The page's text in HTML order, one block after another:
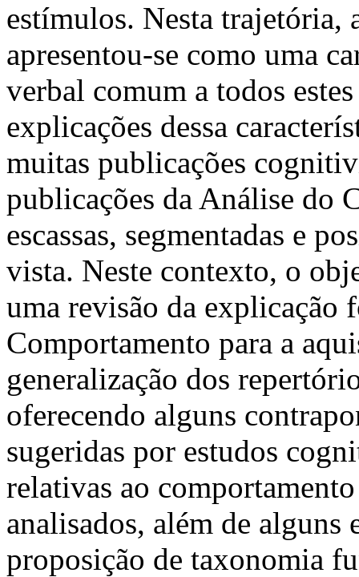
estímulos. Nesta trajetória,
apresentou-se como uma
verbal comum a todos
explicações dessa
muitas publicações
publicações da Análise do
escassas, segmentadas e
vista. Neste contexto, o
uma revisão da explicação
Comportamento para a
generalização dos
oferecendo alguns
sugeridas por estudos
relativas ao
analisados, além de alguns
proposição de taxonomia